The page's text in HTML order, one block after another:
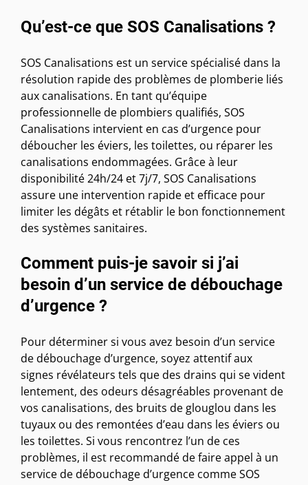
Qu’est-ce que SOS Canalisations ?
SOS Canalisations est un service spécialisé dans la
résolution rapide des problèmes de plomberie liés
aux canalisations. En tant qu’équipe
professionnelle de plombiers qualifiés, SOS
Canalisations intervient en cas d’urgence pour
déboucher les éviers, les toilettes, ou réparer les
canalisations endommagées. Grâce à leur
disponibilité 24h/24 et 7j/7, SOS Canalisations
assure une intervention rapide et efficace pour
limiter les dégâts et rétablir le bon fonctionnement
des systèmes sanitaires.
Comment puis-je savoir si j’ai
besoin d’un service de débouchage
d’urgence ?
Pour déterminer si vous avez besoin d’un service
de débouchage d’urgence, soyez attentif aux
signes révélateurs tels que des drains qui se vident
lentement, des odeurs désagréables provenant de
vos canalisations, des bruits de glouglou dans les
tuyaux ou des remontées d’eau dans les éviers ou
les toilettes. Si vous rencontrez l’un de ces
problèmes, il est recommandé de faire appel à un
service de débouchage d’urgence comme SOS